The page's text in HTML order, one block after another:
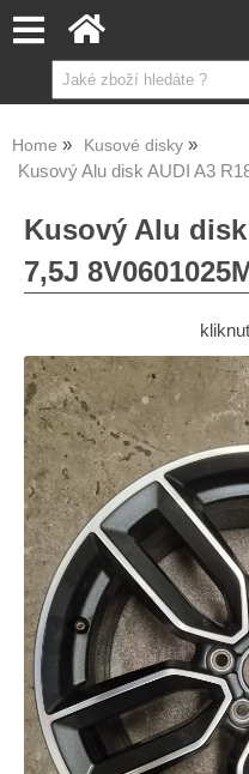
Home Kusové disky
Kusový Alu disk AUDI A3
Kusový Alu disk
7,5J